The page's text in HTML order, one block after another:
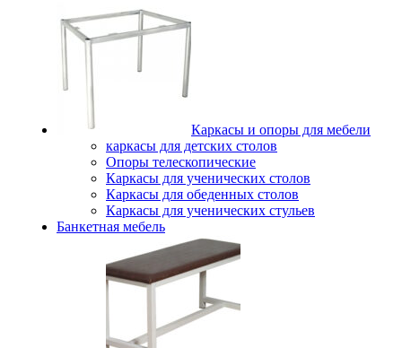
Каркасы и опоры для мебели
каркасы для детских столов
Опоры телескопические
Каркасы для ученических столов
Каркасы для обеденных столов
Каркасы для ученических стульев
Банкетная мебель